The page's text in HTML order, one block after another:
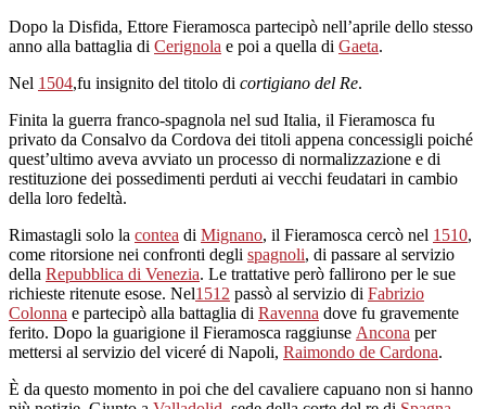
Dopo la Disfida, Ettore Fieramosca partecipò nell’aprile dello stesso
anno alla battaglia di Cerignola e poi a quella di Gaeta.
Nel 1504,fu insignito del titolo di cortigiano del Re.
Finita la guerra franco-spagnola nel sud Italia, il Fieramosca fu
privato da Consalvo da Cordova dei titoli appena concessigli poiché
quest’ultimo aveva avviato un processo di normalizzazione e di
restituzione dei possedimenti perduti ai vecchi feudatari in cambio
della loro fedeltà.
Rimastagli solo la contea di Mignano, il Fieramosca cercò nel 1510,
come ritorsione nei confronti degli spagnoli, di passare al servizio
della Repubblica di Venezia. Le trattative però fallirono per le sue
richieste ritenute esose. Nel1512 passò al servizio di Fabrizio
Colonna e partecipò alla battaglia di Ravenna dove fu gravemente
ferito. Dopo la guarigione il Fieramosca raggiunse Ancona per
mettersi al servizio del viceré di Napoli, Raimondo de Cardona.
È da questo momento in poi che del cavaliere capuano non si hanno